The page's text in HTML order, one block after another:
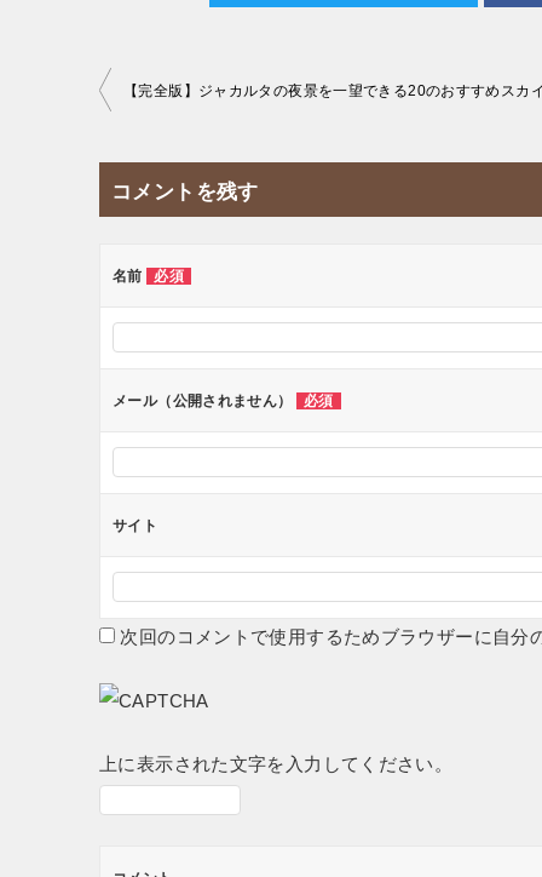
投
ナ
ビ
ー
コメントを残す
名前 必須
メール（公開されません） 必須
サイト
次回のコメントで使用するためブラウザーに自
上に表示された文字を入力してください。